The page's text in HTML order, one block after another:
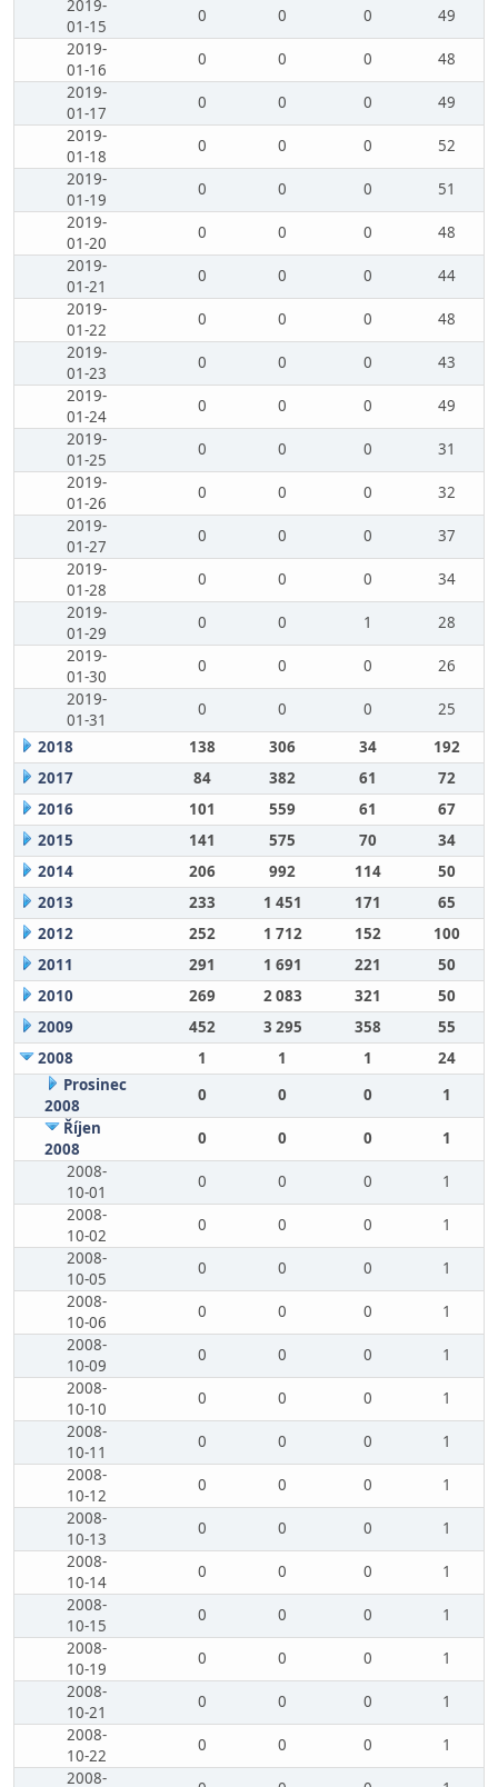
2019-
01-15
0 0 0
49
2019-
01-16
0 0 0
48
2019-
01-17
0 0 0
49
2019-
01-18
0 0 0
52
2019-
01-19
0 0 0
51
2019-
01-20
0 0 0
48
2019-
01-21
0 0 0
44
2019-
01-22
0 0 0
48
2019-
01-23
0 0 0
43
2019-
01-24
0 0 0
49
2019-
01-25
0 0 0
31
2019-
01-26
0 0 0
32
2019-
01-27
0 0 0
37
2019-
01-28
0 0 0
34
2019-
01-29
0 0 1
28
2019-
01-30
0 0 0
26
2019-
01-31
0 0 0
25
2018
138 306 34
192
2017
84 382 61
72
2016
101 559 61
67
2015
141 575 70
34
2014
206 992 114
50
2013
233 1 451 171
65
2012
252 1 712 152
100
2011
291 1 691 221
50
2010
269 2 083 321
50
2009
452 3 295 358
55
2008
1 1 1
24
Prosinec
2008
0 0 0
1
Říjen
2008
0 0 0
1
2008-
10-01
0 0 0
1
2008-
10-02
0 0 0
1
2008-
10-05
0 0 0
1
2008-
10-06
0 0 0
1
2008-
10-09
0 0 0
1
2008-
10-10
0 0 0
1
2008-
10-11
0 0 0
1
2008-
10-12
0 0 0
1
2008-
10-13
0 0 0
1
2008-
10-14
0 0 0
1
2008-
10-15
0 0 0
1
2008-
10-19
0 0 0
1
2008-
10-21
0 0 0
1
2008-
10-22
0 0 0
1
2008-